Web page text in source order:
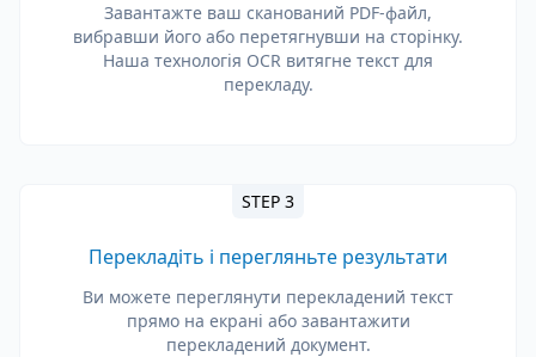
Завантажте ваш сканований PDF-файл,
вибравши його або перетягнувши на сторінку.
Наша технологія OCR витягне текст для
перекладу.
STEP 3
Перекладіть і перегляньте результати
Ви можете переглянути перекладений текст
прямо на екрані або завантажити
перекладений документ.